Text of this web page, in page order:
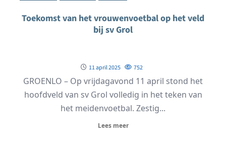
Toekomst van het vrouwenvoetbal op het veld
bij sv Grol
11 april 2025 752
GROENLO – Op vrijdagavond 11 april stond het
hoofdveld van sv Grol volledig in het teken van
het meidenvoetbal. Zestig...
Lees meer